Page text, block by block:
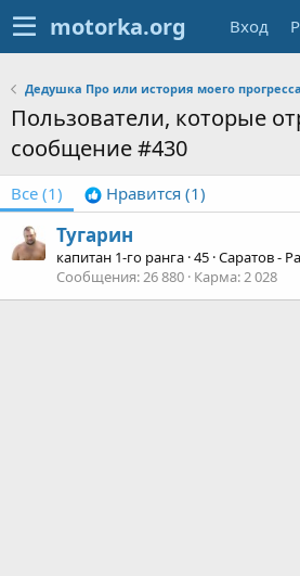
Вход
Дедушка Про или история моего прогресса
Пользователи, которые
сообщение #430
Все (1) Нравится (1)
Тугарин
капитан 1-го ранга ·45 ·Саратов -
Сообщения 26 880 Карма 2 028